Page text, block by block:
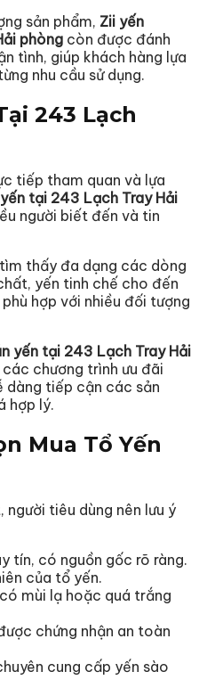
sản phẩm, Zii yến
phòng còn được đánh
tình, giúp khách hàng lựa
nhu cầu sử dụng.
243 Lạch
tiếp tham quan và lựa
tại 243 Lạch Tray Hải
người biết đến và tin
thấy đa dạng các dòng
yến tinh chế cho đến
hợp với nhiều đối tượng
yến tại 243 Lạch Tray Hải
chương trình ưu đãi
dàng tiếp cận các sản
hợp lý.
Mua Tổ Yến
tiêu dùng nên lưu ý
tín, có nguồn gốc rõ ràng.
của tổ yến.
mùi lạ hoặc quá trắng
chứng nhận an toàn
cung cấp yến sào